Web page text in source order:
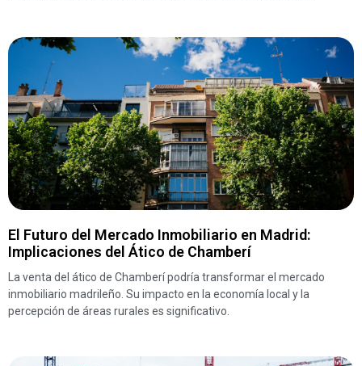
El Futuro del Mercado Inmobiliario en Madrid:
Implicaciones del Ático de Chamberí
La venta del ático de Chamberí podría transformar el mercado
inmobiliario madrileño. Su impacto en la economía local y la
percepción de áreas rurales es significativo.